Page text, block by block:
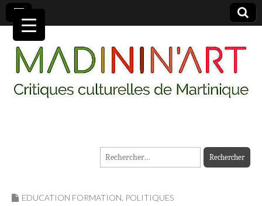
MADININ'ART
Rechercher :
EDUCATION FORMATION, POLITIQUES